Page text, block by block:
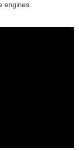
engines.